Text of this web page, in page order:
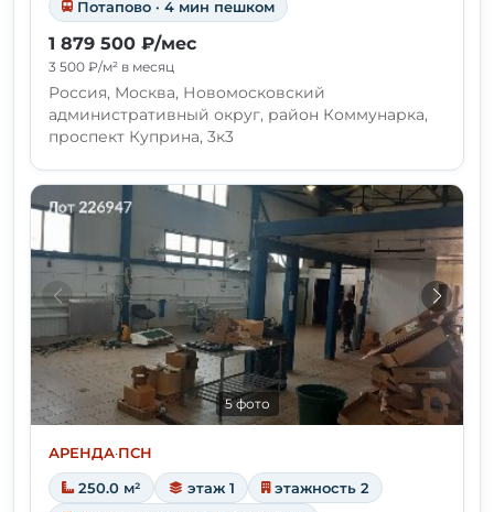
Потапово · 4 мин пешком
1 879 500 ₽/мес
3 500 ₽/м² в месяц
Россия, Москва, Новомосковский
административный округ, район Коммунарка,
проспект Куприна, 3к3
5 фото
АРЕНДА·ПСН
250.0 м² этаж 1
этажность 2